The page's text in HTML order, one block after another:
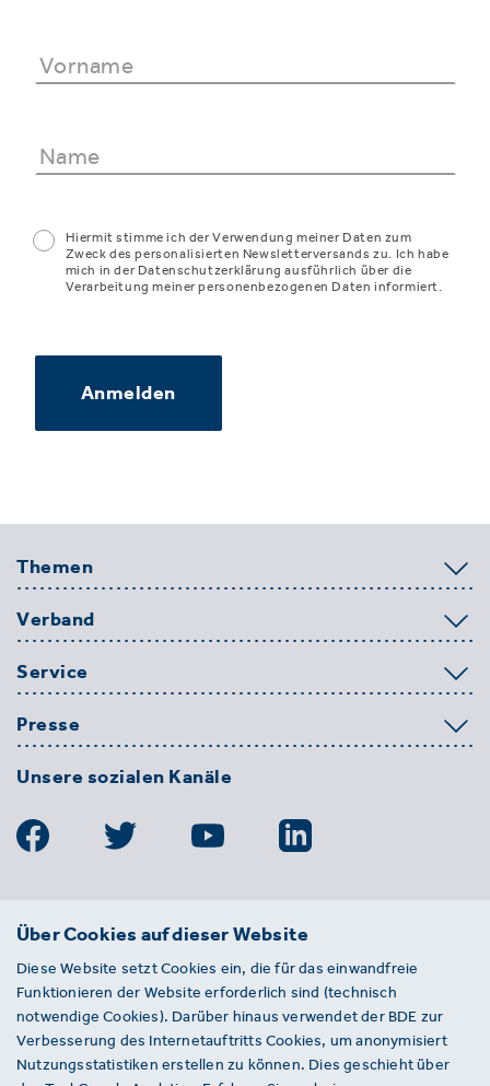
Hiermit stimme ich der Verwendung meiner Daten zum
Zweck des personalisierten Newsletterversands zu. Ich habe
mich in der Datenschutzerklärung ausführlich über die
Verarbeitung meiner personenbezogenen Daten informiert.
Anmelden
Themen
Verband
Service
Presse
Unsere sozialen Kanäle
BDE
Entsorgungs-, Wasser- und
Kreislaufwirtschaft e. V.
Von-der-Heydt-Straße 2
D 10785 Berlin
Über Cookies auf dieser Website
Diese Website setzt Cookies ein, die für das einwandfreie
Funktionieren der Website erforderlich sind (technisch
notwendige Cookies). Darüber hinaus verwendet der BDE zur
Verbesserung des Internetauftritts Cookies, um anonymisiert
Nutzungsstatistiken erstellen zu können. Dies geschieht über